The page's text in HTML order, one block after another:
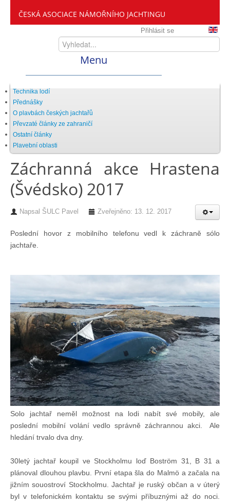
ČESKÁ ASOCIACE NÁMOŘNÍHO JACHTINGU
Přihlásit se
Menu
Home
ČANY
Kdo jsme
Zveme vás mezi nás
Setkání ČANY
Chci se stát členem
Členské příspěvky
Dokumenty ke stažení
Ochrana osobních údajů
Legislativa
Legislativní proces
Doklady osob
Lodě - technika (tech. způsobilost)
Technika lodí
Přednášky
O plavbách českých jachtařů
Převzaté články ze zahraničí
Ostatní články
Plavební oblasti
Záchranná akce Hrastena
(Švédsko) 2017
Napsal ŠULC Pavel Zveřejněno: 13. 12. 2017
Poslední hovor z mobilního telefonu vedl k záchraně sólo
jachtaře.
Solo jachtař neměl možnost na lodi nabít své mobily, ale
poslední mobilní volání vedlo správně záchrannou akci. Ale
hledání trvalo dva dny.
30letý jachtař koupil ve Stockholmu loď Boström 31, B 31 a
plánoval dlouhou plavbu. První etapa šla do Malmö a začala na
jižním souostroví Stockholmu. Jachtař je ruský občan a v úterý
byl v telefonickém kontaktu se svými příbuznými až do noci.